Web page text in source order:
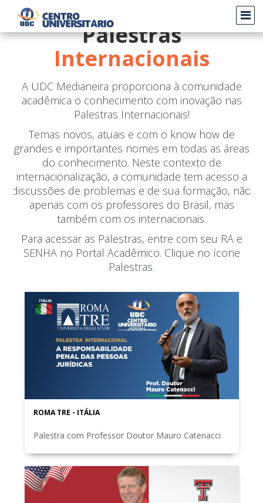
Palestras
Internacionais
A UDC Medianeira proporciona à comunidade
acadêmica o conhecimento com inovação nas
Palestras Internacionais!
Temas novos, atuais e com o know how de
grandes e importantes nomes em todas as áreas
do conhecimento. Neste contexto de
internacionalização, a comunidade tem acesso a
discussões de problemas e de sua formação, não
apenas com os professores do Brasil, mas
também com os internacionais.
Para acessar as Palestras, entre com seu RA e
SENHA no Portal Acadêmico. Clique no ícone
Palestras.
ROMA TRE - ITÁLIA
Palestra com Professor Doutor Mauro Catenacci